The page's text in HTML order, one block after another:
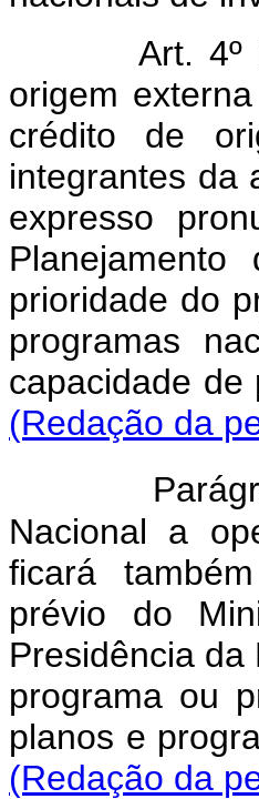
Art. 4º
origem
crédito de
integrantes da
expresso
prioridade do
programas
capacidade
(Redação da
Nacional a
ficará
prévio do
Presidência
programa ou
planos e
(Redação da